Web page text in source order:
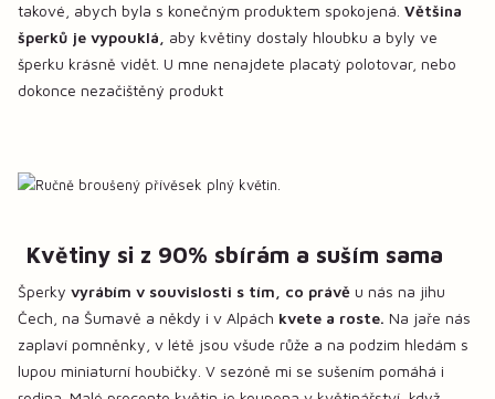
takové, abych byla s konečným produktem spokojená. Většina
šperků je vypouklá,
aby květiny dostaly hloubku a byly ve
šperku krásně vidět. U mne nenajdete placatý polotovar, nebo
dokonce nezačištěný produkt
Květiny si z 90% sbírám a suším sama
Šperky vyrábím v souvislosti s tím, co právě u nás na jihu
Čech, na Šumavě a někdy i v Alpách kvete a roste. Na jaře nás
zaplaví pomněnky, v létě jsou všude růže a na podzim hledám s
lupou miniaturní houbičky. V sezóně mi se sušením pomáhá i